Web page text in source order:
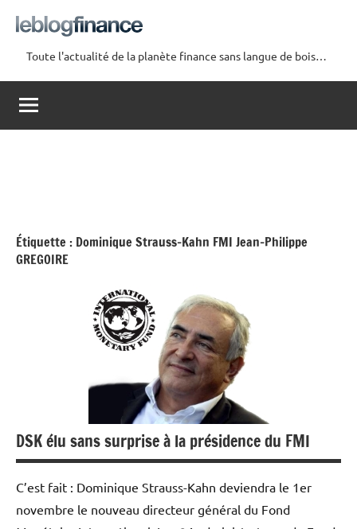
contenu
Le
Blog
Finance
Toute l'actualité de la planète finance sans langue de bois…
Étiquette : Dominique Strauss-Kahn FMI Jean-Philippe
GREGOIRE
DSK élu sans surprise à la présidence du FMI
C’est fait : Dominique Strauss-Kahn deviendra le 1er
novembre le nouveau directeur général du Fond